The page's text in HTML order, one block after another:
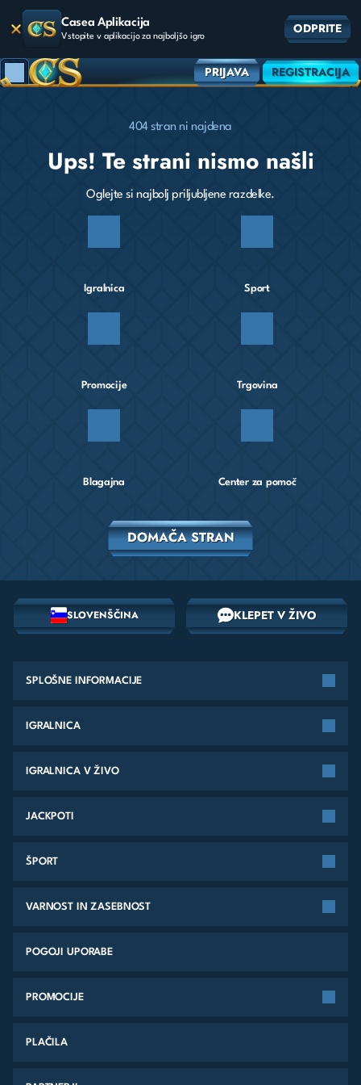
Casea Aplikacija
Vstopite v aplikacijo za najboljšo igro
ODPRITE
PRIJAVA REGISTRACIJA
404 stran ni najdena
Ups! Te strani nismo našli
Oglejte si najbolj priljubljene razdelke.
Igralnica Sport
Promocije Trgovina
Blagajna Center za pomoč
DOMAČA STRAN
SLOVENŠČINA KLEPET V ŽIVO
SPLOŠNE INFORMACIJE
IGRALNICA
IGRALNICA V ŽIVO
JACKPOTI
ŠPORT
VARNOST IN ZASEBNOST
POGOJI UPORABE
PROMOCIJE
PLAČILA